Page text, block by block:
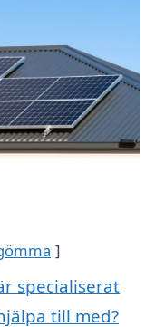
specialiserat
till med?